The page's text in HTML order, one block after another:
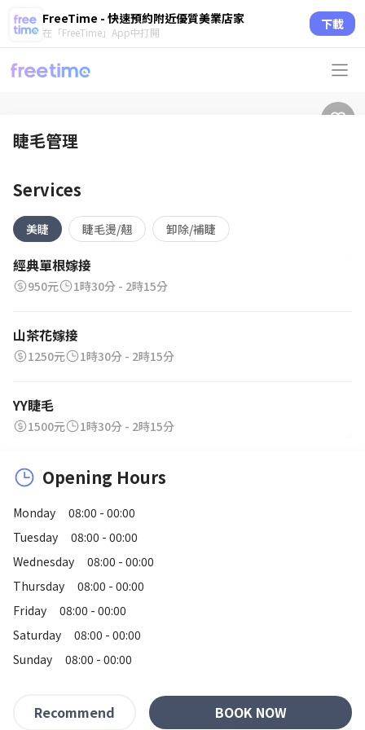
FreeTime - 快速預約附近優質美業店家
在「FreeTime」App中打開 下載
睫毛管理
Services
美睫 睫毛燙/翹 卸除/補睫
經典單根嫁接
950元 1時30分 - 2時15分
山茶花嫁接
1250元 1時30分 - 2時15分
YY睫毛
1500元 1時30分 - 2時15分
Opening Hours
Monday
08:00 - 00:00
Tuesday
08:00 - 00:00
Wednesday
08:00 - 00:00
Thursday
08:00 - 00:00
Friday
08:00 - 00:00
Saturday
08:00 - 00:00
Sunday
08:00 - 00:00
Recommend BOOK NOW